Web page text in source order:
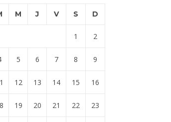
M J V S D
1 2
5 6 7 8 9
12 13 14 15 16
19 20 21 22 23